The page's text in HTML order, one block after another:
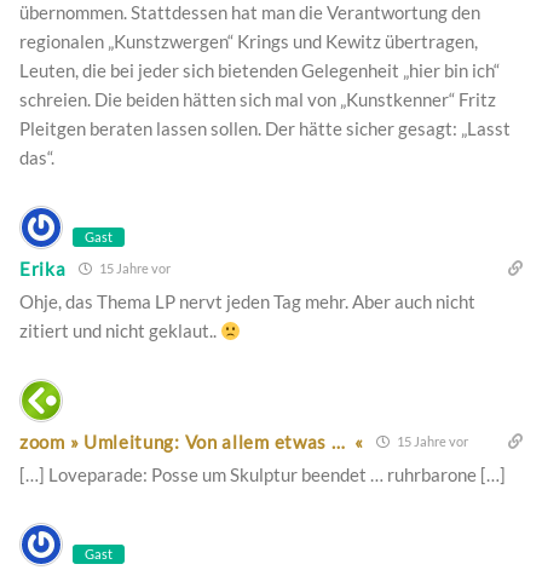
übernommen. Stattdessen hat man die Verantwortung den
regionalen „Kunstzwergen“ Krings und Kewitz übertragen,
Leuten, die bei jeder sich bietenden Gelegenheit „hier bin ich“
schreien. Die beiden hätten sich mal von „Kunstkenner“ Fritz
Pleitgen beraten lassen sollen. Der hätte sicher gesagt: „Lasst
das“.
Gast
Erika 15 Jahre vor
Ohje, das Thema LP nervt jeden Tag mehr. Aber auch nicht
zitiert und nicht geklaut..
zoom » Umleitung: Von allem etwas … « 15 Jahre vor
[…] Loveparade: Posse um Skulptur beendet … ruhrbarone […]
Gast